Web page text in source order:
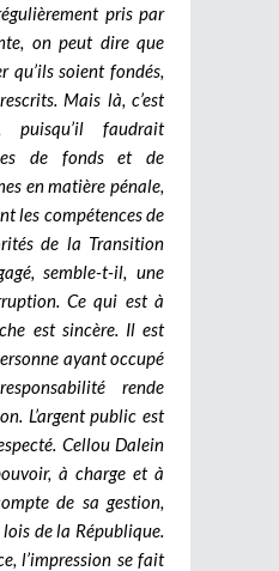
pris par
on peut dire que
qu’ils soient fondés,
Mais là, c’est
faudrait
de fonds et de
en matière pénale,
les compétences de
de la Transition
semble-t-il, une
Ce qui est à
est sincère. Il est
ayant occupé
rende
L’argent public est
Cellou Dalein
à charge et à
de sa gestion,
de la République.
l’impression se fait